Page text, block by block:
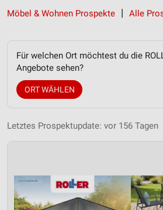
Möbel & Wohnen Prospekte
Alle
Für welchen Ort möchtest du die
Angebote sehen?
ORT WÄHLEN
Letztes Prospektupdate: vor 156 Tagen